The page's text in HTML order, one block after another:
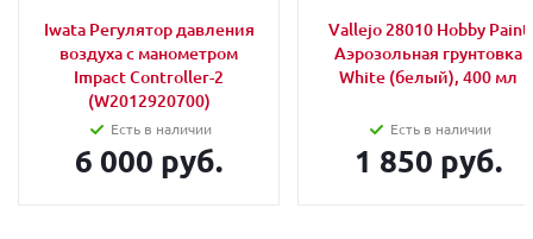
Iwata Регулятор давления
воздуха с манометром
Impact Controller-2
(W2012920700)
Есть в наличии
6 000 руб.
Vallejo 28010 Hobby Paint
Аэрозольная грунтовка
White (белый), 400 мл
Есть в наличии
1 850 руб.